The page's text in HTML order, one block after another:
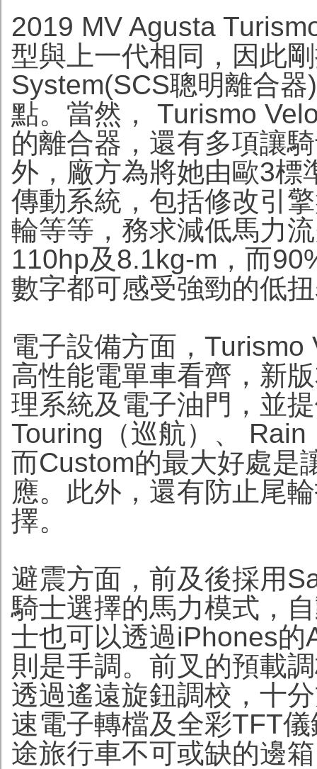
2019 MV Agusta
型與上一代相同，因此
System(SCS聰明離合
點。當然， Turismo
的離合器，還有多項讓
外，廠方為將她由歐3標
傳動系統，包括修改引
輪等等，務求減低馬力
110hp及8.1kg-m，而
數字都可感受強勁的低
電子設備方面，
高性能電單車看齊，新
理系統及電子油門，並
Touring（巡航）、
而Custom的最大好處是
應。此外，還有防止尾
擇。
避震方面，前及後採用
騎士選擇的馬力模式，
士也可以透過iPhones
則是手調。前叉的預載
透過遙遠旋鈕調校，十
速電子轉檔及全彩TFT
途旅行車不可或缺的邊